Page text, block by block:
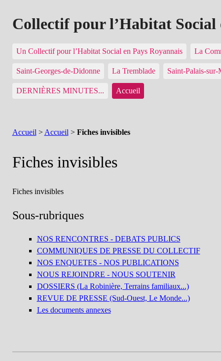
Collectif pour l’Habitat Social
Un Collectif pour l’Habitat Social en Pays Royannais La
Saint-Georges-de-Didonne La Tremblade Saint-Palais-sur-
DERNIÈRES MINUTES... Accueil
Accueil > Accueil > Fiches invisibles
Fiches invisibles
Fiches invisibles
Sous-rubriques
NOS RENCONTRES - DEBATS PUBLICS
COMMUNIQUES DE PRESSE DU COLLECTIF
NOS ENQUETES - NOS PUBLICATIONS
NOUS REJOINDRE - NOUS SOUTENIR
DOSSIERS (La Robinière, Terrains familiaux...)
REVUE DE PRESSE (Sud-Ouest, Le Monde...)
Les documents annexes